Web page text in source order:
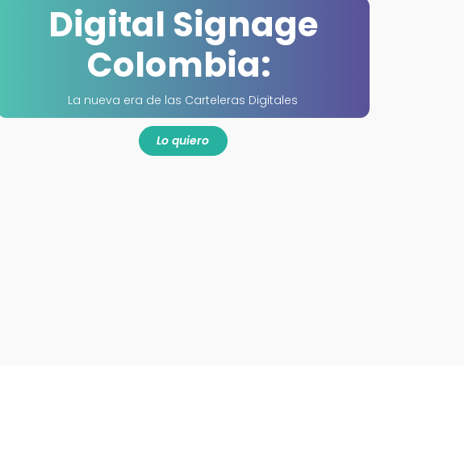
Digital Signage
Colombia:
La nueva era de las Carteleras Digitales
Lo quiero